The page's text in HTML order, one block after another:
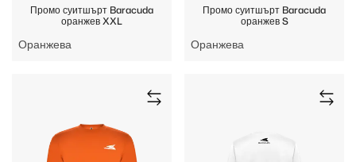
Промо суитшърт Baracuda
оранжев XXL
Оранжева
Промо суитшърт Baracuda
оранжев S
Оранжева